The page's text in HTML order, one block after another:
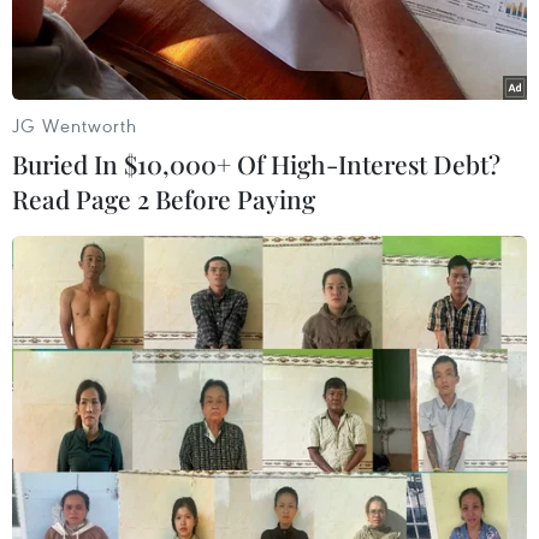
Tổng thống Mỹ Donald Trump (phải) và nhà lãnh đạo Triều Tiên
Kim Jong Un (trái) tại cuộc gặp ở Hà Nội ngày 28/2/2019.
(Nguồn: AFP/TTXVN)
Ngày 11/6, truyền thông Triều Tiên đã đổ lỗi cho
Mỹ trong việc khiến hội nghị thượng đỉnh Mỹ-
JG Wentworth
Buried In $10,000+ Of High-Interest Debt?
Read Page 2 Before Paying